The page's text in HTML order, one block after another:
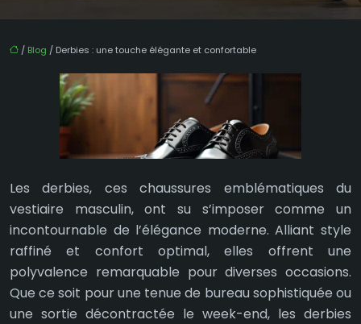
/ Blog / Derbies : une touche élégante et confortable
Les derbies, ces chaussures emblématiques du
vestiaire masculin, ont su s’imposer comme un
incontournable de l’élégance moderne. Alliant style
raffiné et confort optimal, elles offrent une
polyvalence remarquable pour diverses occasions.
Que ce soit pour une tenue de bureau sophistiquée ou
une sortie décontractée le week-end, les derbies